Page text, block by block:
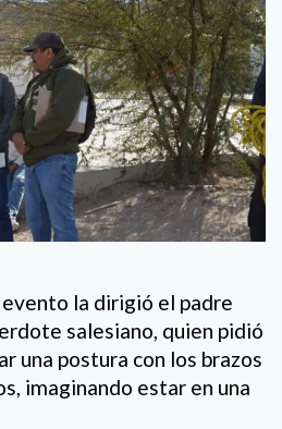
la dirigió el padre
salesiano, quien pidió
una postura con los brazos
imaginando estar en una